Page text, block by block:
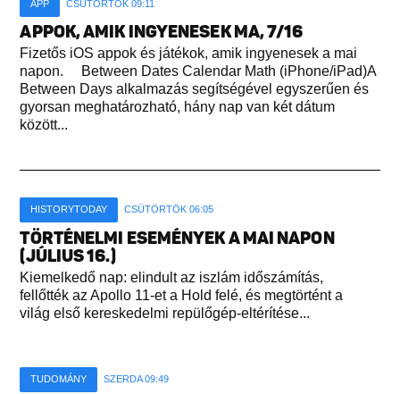
APP CSÜTÖRTÖK 09:11
APPOK, AMIK INGYENESEK MA, 7/16
Fizetős iOS appok és játékok, amik ingyenesek a mai
napon. Between Dates Calendar Math (iPhone/iPad)A
Between Days alkalmazás segítségével egyszerűen és
gyorsan meghatározható, hány nap van két dátum
között...
HISTORYTODAY CSÜTÖRTÖK 06:05
TÖRTÉNELMI ESEMÉNYEK A MAI NAPON
(JÚLIUS 16.)
Kiemelkedő nap: elindult az iszlám időszámítás,
fellőtték az Apollo 11-et a Hold felé, és megtörtént a
világ első kereskedelmi repülőgép-eltérítése...
TUDOMÁNY SZERDA 09:49